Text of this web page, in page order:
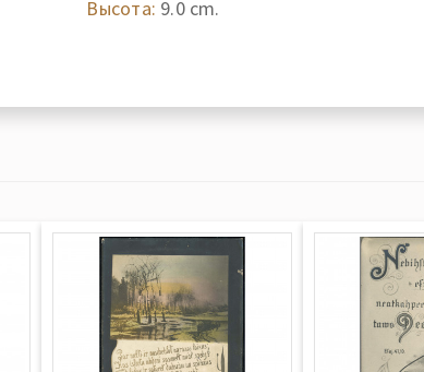
Высота: 9.0 cm.